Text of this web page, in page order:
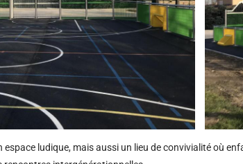
espace ludique, mais aussi un lieu de convivialité où